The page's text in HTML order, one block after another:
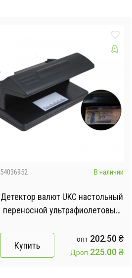
54036952 В наличии
Детектор валют UKC настольный
переносной ультрафиолетовый
сети 220V Black
Купить
опт 202.50 ₴
Дроп 225.00 ₴